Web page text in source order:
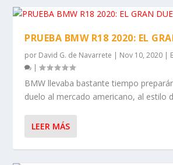
PRUEBA BMW R18 2020: EL
por David G. de Navarrete | Nov 10, 2020 |
|
BMW llevaba bastante tiempo
duelo al mercado americano, al estilo
LEER MÁS